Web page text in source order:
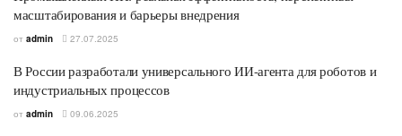
масштабирования и барьеры внедрения
от admin 27.07.2025
В России разработали универсального ИИ-агента для роботов и
индустриальных процессов
от admin 09.06.2025